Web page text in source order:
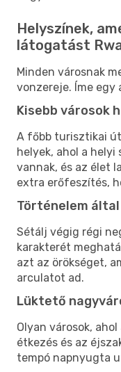
Helyszínek,
látogatást
Minden városnak
vonzereje. Íme egy
Kisebb városok
A főbb turisztikai
helyek, ahol a helyi
vannak, és az élet
extra erőfeszítés,
Történelem
Sétálj végig régi
karakterét
azt az örökséget,
arculatot ad.
Lüktető
Olyan városok,
étkezés és az
tempó napnyugta